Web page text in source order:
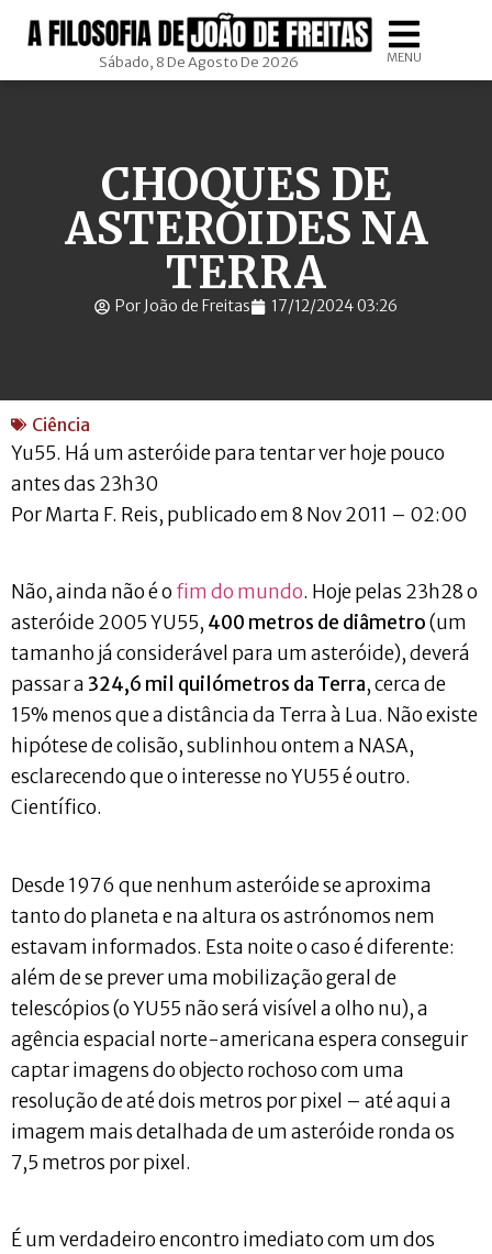
Sábado, 8 De Agosto De 2026 MENU
CHOQUES DE
ASTERÓIDES NA
TERRA
Por João de Freitas 17/12/2024 03:26
Ciência
Yu55. Há um asteróide para tentar ver hoje pouco
antes das 23h30
Por Marta F. Reis, publicado em 8 Nov 2011 – 02:00
Não, ainda não é o fim do mundo. Hoje pelas 23h28 o
asteróide 2005 YU55, 400 metros de diâmetro(um
tamanho já considerável para um asteróide), deverá
passar a324,6 mil quilómetros da Terra, cerca de
15% menos que a distância da Terra à Lua. Não existe
hipótese de colisão, sublinhou ontem a NASA,
esclarecendo que o interesse no YU55 é outro.
Científico.
Desde 1976 que nenhum asteróide se aproxima
tanto do planeta e na altura os astrónomos nem
estavam informados. Esta noite o caso é diferente:
além de se prever uma mobilização geral de
telescópios (o YU55 não será visível a olho nu), a
agência espacial norte-americana espera conseguir
captar imagens do objecto rochoso com uma
resolução de até dois metros por pixel – até aqui a
imagem mais detalhada de um asteróide ronda os
7,5 metros por pixel.
É um verdadeiro encontro imediato com um dos